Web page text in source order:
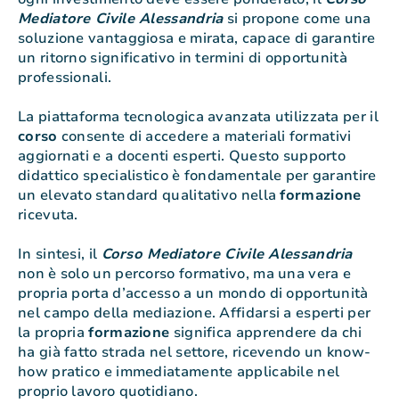
Mediatore Civile Alessandriasi propone come una
soluzione vantaggiosa e mirata, capace di garantire
un ritorno significativo in termini di opportunità
professionali.
La piattaforma tecnologica avanzata utilizzata per il
corso consente di accedere a materiali formativi
aggiornati e a docenti esperti. Questo supporto
didattico specialistico è fondamentale per garantire
un elevato standard qualitativo nellaformazione
ricevuta.
In sintesi, il Corso Mediatore Civile Alessandria
non è solo un percorso formativo, ma una vera e
propria porta d’accesso a un mondo di opportunità
nel campo della mediazione. Affidarsi a esperti per
la propriaformazione significa apprendere da chi
ha già fatto strada nel settore, ricevendo un know-
how pratico e immediatamente applicabile nel
proprio lavoro quotidiano.